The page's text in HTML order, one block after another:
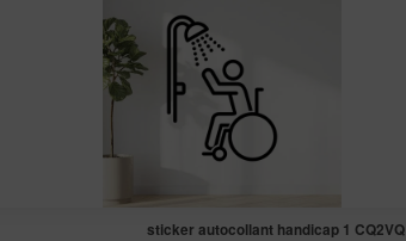
sticker autocollant handicap 1 CQ2VQ